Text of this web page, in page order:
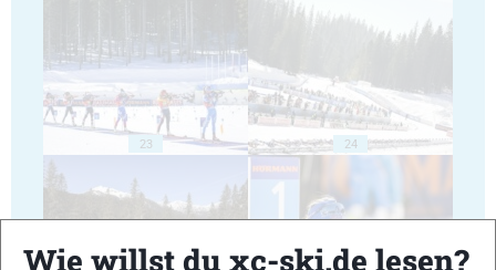
23 24
Wie willst du xc-ski.de lesen?